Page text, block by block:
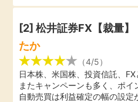
ゲーム
買い物
モニター
学び
進学・教育
美容・健康
[2]松井証券FX【裁量】
たか
（4/5）
日本株、米国株、投資信託、FX
またキャンペーンも多く、ポ
自動売買は利益確定の幅の設